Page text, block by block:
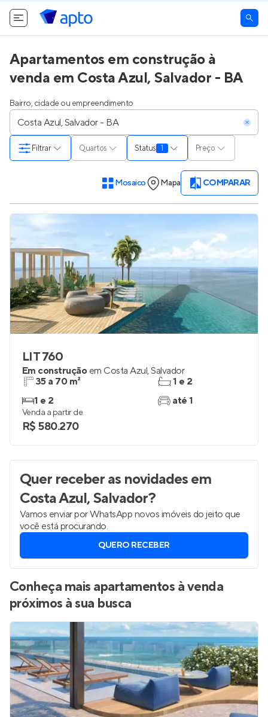
Apartamentos em construção à
venda em Costa Azul, Salvador - BA
Bairro, cidade ou empreendimento
Quartos Status 1 Preço
Filtrar
Mosaico Mapa COMPARAR
LIT 760
Em construção em Costa Azul,Salvador
35 a 70 m²
1 e 2
1 e 2
até 1
Venda a partir de
R$ 580.270
Quer receber as novidadesem
Costa Azul, Salvador?
Vamos enviar por WhatsApp novos imóveis do jeito que
você está procurando.
QUERO RECEBER
Conheça mais apartamentos à venda
próximos à sua busca